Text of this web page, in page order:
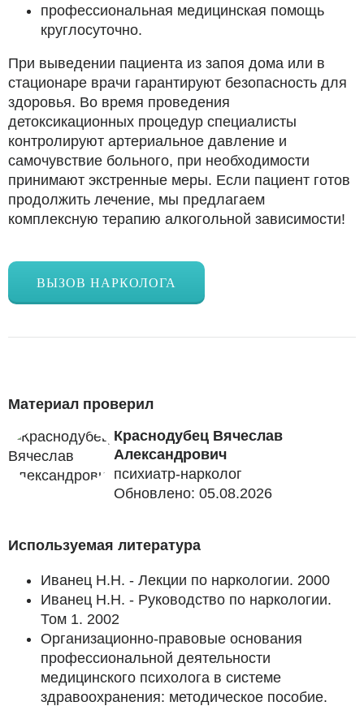
профессиональная медицинская помощь
круглосуточно.
При выведении пациента из запоя дома или в
стационаре врачи гарантируют безопасность для
здоровья. Во время проведения
детоксикационных процедур специалисты
контролируют артериальное давление и
самочувствие больного, при необходимости
принимают экстренные меры. Если пациент готов
продолжить лечение, мы предлагаем
комплексную терапию алкогольной зависимости!
ВЫЗОВ НАРКОЛОГА
Материал проверил
Краснодубец Вячеслав
Александрович
психиатр-нарколог
Обновлено: 05.08.2026
Используемая литература
Иванец Н.Н. - Лекции по наркологии. 2000
Иванец Н.Н. - Руководство по наркологии.
Том 1. 2002
Организационно-правовые основания
профессиональной деятельности
медицинского психолога в системе
здравоохранения: методическое пособие.